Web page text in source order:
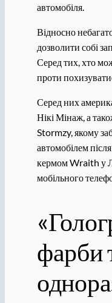
автомобіля.
Відносно
дозволити собі
Серед тих, хто
проти
Серед них
Нікі Мінаж, а
Stormzy, якому
автомобілем
кермом Wraith у
мобільного
фарби